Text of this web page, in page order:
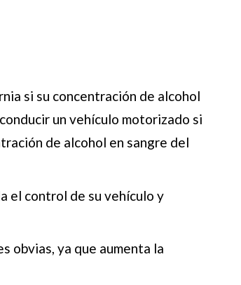
si su concentración de alcohol
un vehículo motorizado si
de alcohol en sangre del
el control de su vehículo y
obvias, ya que aumenta la